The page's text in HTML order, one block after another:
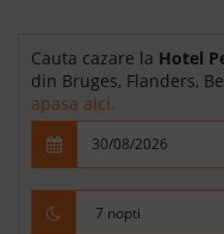
Cauta cazare la Hotel
din Bruges, Flanders,
apasa aici.